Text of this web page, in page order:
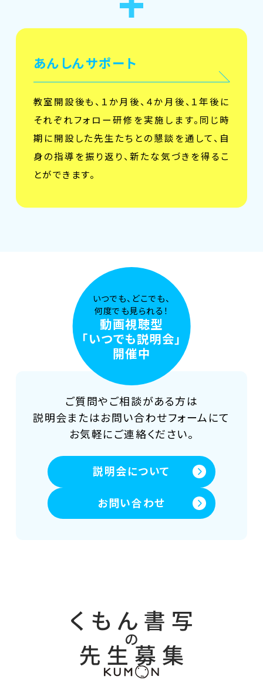
あんしんサポート
教室開設後も、１か月後、４か月後、１年後に
それぞれフォロー研修を実施します。同じ時
期に開設した先生たちとの懇談を通して、自
身の指導を振り返り、新たな気づきを得るこ
とができます。
いつでも、どこでも、
何度でも見られる！
動画視聴型
「いつでも説明会」
開催中
ご質問やご相談がある方は
説明会またはお問い合わせフォームにて
お気軽にご連絡ください。
説明会について
お問い合わせ